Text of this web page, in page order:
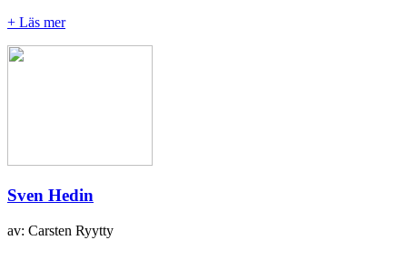
+ Läs mer
Sven Hedin
av: Carsten Ryytty